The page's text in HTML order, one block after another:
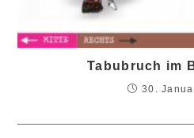
Tabubruch im
30.